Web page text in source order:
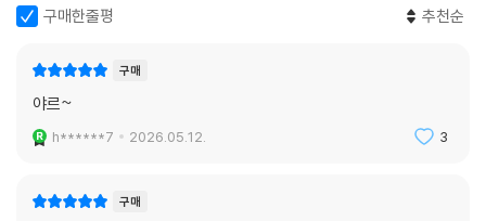
구매한줄평 추천순
구매
야르~
h******7 2026.05.12. 3
구매